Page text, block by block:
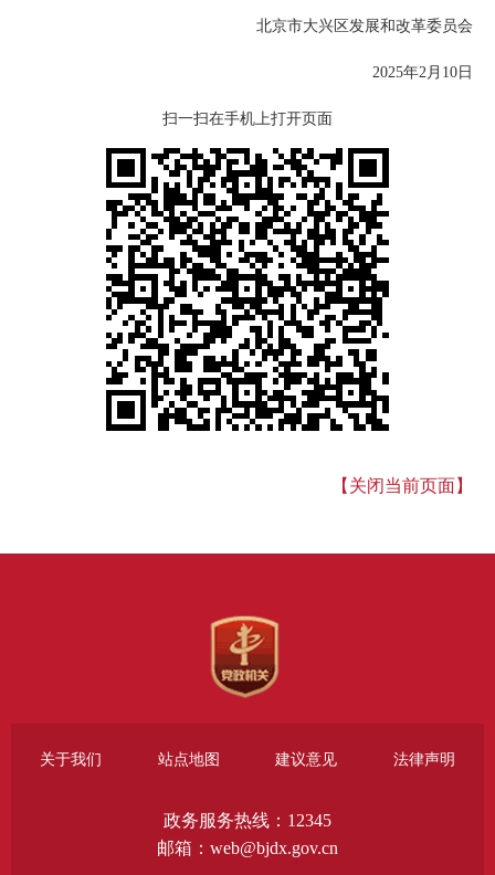
北京市大兴区发展和改革委员会
2025年2月10日
扫一扫在手机上打开页面
【关闭当前页面】
关于我们 站点地图 建议意见 法律声明
政务服务热线：12345
邮箱：web@bjdx.gov.cn